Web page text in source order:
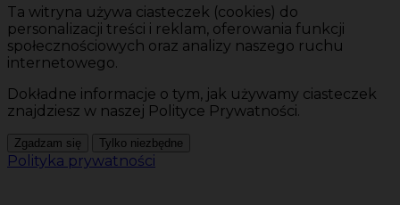
Ta witryna używa ciasteczek (cookies) do
personalizacji treści i reklam, oferowania funkcji
społecznościowych oraz analizy naszego ruchu
internetowego.
Dokładne informacje o tym, jak używamy ciasteczek
znajdziesz w naszej Polityce Prywatności.
Zgadzam się Tylko niezbędne
Polityka prywatności